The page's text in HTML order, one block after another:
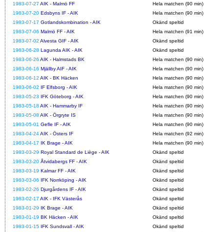
1983-07-27 AIK - Malmö FF
Hela matchen (90 min)
1983-07-20 Edsbyns IF - AIK
Hela matchen (90 min)
1983-07-17 Gotlandskombination - AIK
Okänd speltid
1983-07-06 Malmö FF - AIK
Hela matchen (91 min)
1983-07-02 Alvesta GIF - AIK
Okänd speltid
1983-06-28 Lagunda AIK - AIK
Okänd speltid
1983-06-26 AIK - Halmstads BK
Hela matchen (90 min)
1983-06-16 Mjällby AIF - AIK
Hela matchen (90 min)
1983-06-12 AIK - BK Häcken
Hela matchen (90 min)
1983-06-02 IF Elfsborg - AIK
Hela matchen (90 min)
1983-05-23 IFK Göteborg - AIK
Hela matchen (90 min)
1983-05-18 AIK - Hammarby IF
Hela matchen (90 min)
1983-05-08 AIK - Örgryte IS
Hela matchen (90 min)
1983-05-01 Gefle IF - AIK
Hela matchen (90 min)
1983-04-24AIK - Östers IF
Hela matchen (92 min)
1983-04-17 IK Brage - AIK
Hela matchen (90 min)
1983-03-29 Royal Standard de Liège - AIK
Okänd speltid
1983-03-20 Åtvidabergs FF - AIK
Okänd speltid
1983-03-19 Kalmar FF - AIK
Okänd speltid
1983-03-06 IFK Norrköping - AIK
Okänd speltid
1983-02-26 Djurgårdens IF - AIK
Okänd speltid
1983-02-17 AIK - IFK Västerås
Okänd speltid
1983-01-29 IK Brage - AIK
Okänd speltid
1983-01-19 BK Häcken - AIK
Okänd speltid
1983-01-15 IFK Sundsvall - AIK
Okänd speltid